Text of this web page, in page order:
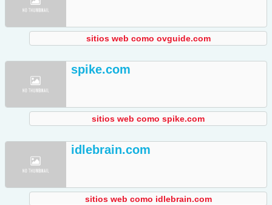
sitios web como ovguide.com
spike.com
sitios web como spike.com
idlebrain.com
sitios web como idlebrain.com